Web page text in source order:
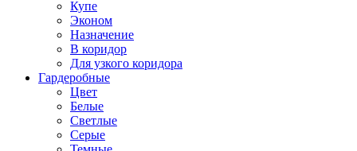
Купе
Эконом
Назначение
В коридор
Для узкого коридора
Гардеробные
Цвет
Белые
Светлые
Серые